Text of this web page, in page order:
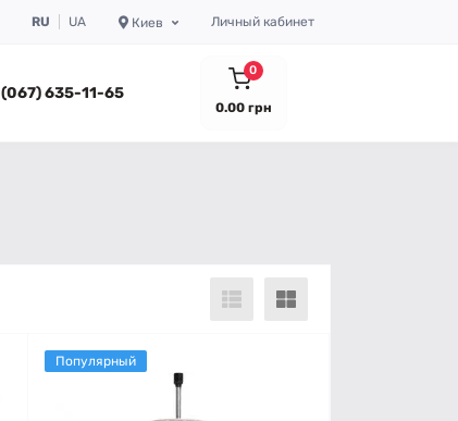
RU UA Киев Личный кабинет
(067) 635-11-65
0
0.00 грн
Популярный